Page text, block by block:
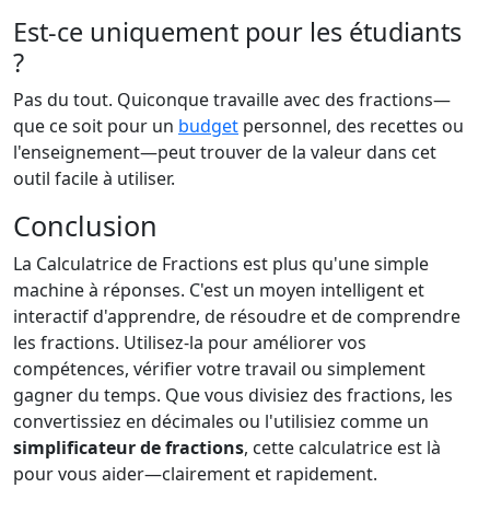
Est-ce uniquement pour les étudiants
?
Pas du tout. Quiconque travaille avec des fractions—
que ce soit pour un budget personnel, des recettes ou
l'enseignement—peut trouver de la valeur dans cet
outil facile à utiliser.
Conclusion
La Calculatrice de Fractions est plus qu'une simple
machine à réponses. C'est un moyen intelligent et
interactif d'apprendre, de résoudre et de comprendre
les fractions. Utilisez-la pour améliorer vos
compétences, vérifier votre travail ou simplement
gagner du temps. Que vous divisiez des fractions, les
convertissiez en décimales ou l'utilisiez comme un
simplificateur de fractions, cette calculatrice est là
pour vous aider—clairement et rapidement.